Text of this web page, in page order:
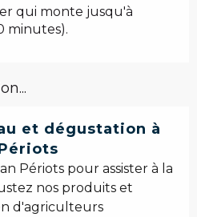
qui monte jusqu'à
minutes).
et dégustation à
Périots pour assister à la
nos produits et
d'agriculteurs